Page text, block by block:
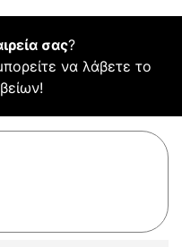
σας?
να λάβετε το